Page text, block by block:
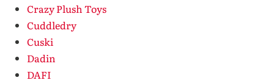
Crazy Plush Toys
Cuddledry
Cuski
Dadin
DAFI